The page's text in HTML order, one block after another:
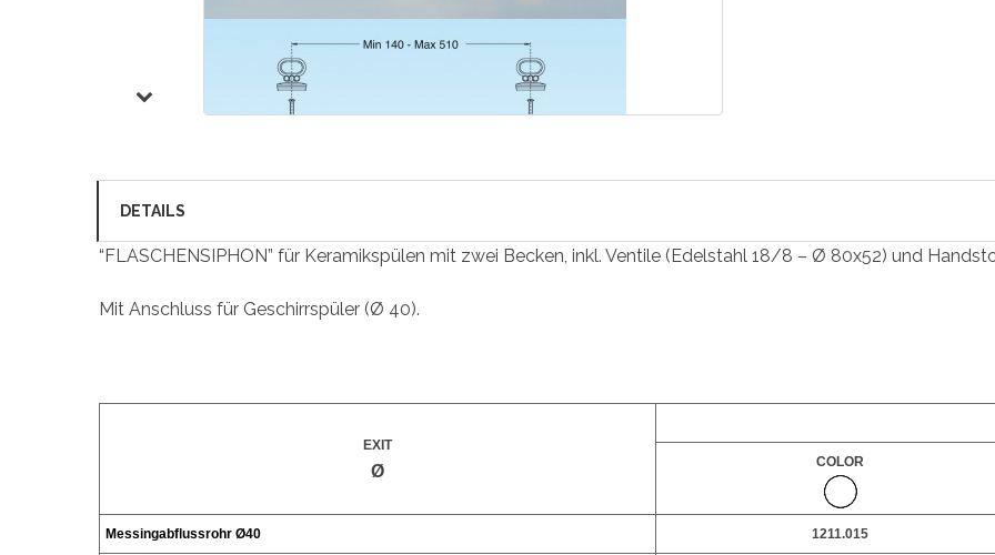
DETAILS
“FLASCHENSIPHON” für Keramikspülen mit zwei Becken, inkl. Ventile (Edelstahl 18/8 – Ø 80x52) und
Mit Anschluss für Geschirrspüler (Ø 40).
EXIT
Ø COLOR
Messingabflussrohr Ø40 1211.015